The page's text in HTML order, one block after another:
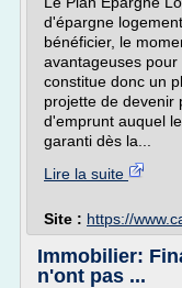
d'épargne
bénéficier, le
avantageuses
constitue donc un
projette de devenir
d'emprunt auquel
garanti dès la...
Lire la suite
Site : https://
Immobilier:
n'ont pas ...